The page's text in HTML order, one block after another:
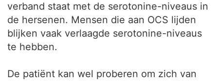
verband staat met de serotonine-niveaus in
de hersenen. Mensen die aan OCS lijden
blijken vaak verlaagde serotonine-niveaus
te hebben.
De patiënt kan wel proberen om zich van